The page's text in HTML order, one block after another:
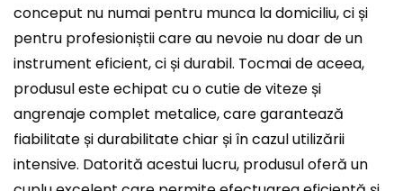
conceput nu numai pentru munca la domiciliu, ci și
pentru profesioniștii care au nevoie nu doar de un
instrument eficient, ci și durabil. Tocmai de aceea,
produsul este echipat cu o cutie de viteze și
angrenaje complet metalice, care garantează
fiabilitate și durabilitate chiar și în cazul utilizării
intensive. Datorită acestui lucru, produsul oferă un